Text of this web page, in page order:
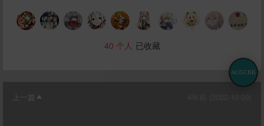
40 个人 已收藏
上一篇
ACGCBK